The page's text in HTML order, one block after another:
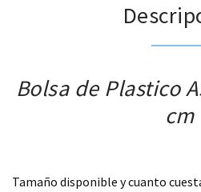
Bolsa de Plastico
cm
Tamaño disponible y cuanto